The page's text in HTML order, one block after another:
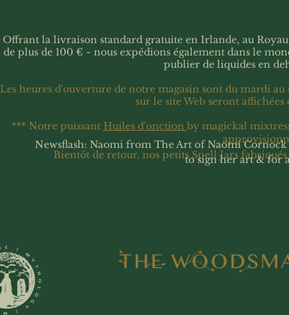
Offrant la livraison standard gratuite en Irlande, au
de plus de 100 € ~ nous expédions également dans le
publier de liquides en
Les heures d'ouverture de notre magasin sont du mardi
sur le site Web seront
*** Notre puissant Huiles d'onction by magickal
Bientôt de retour, nos petits Spell Jars
Newsflash: Naomi from The Art of Naomi
to sign her art & for